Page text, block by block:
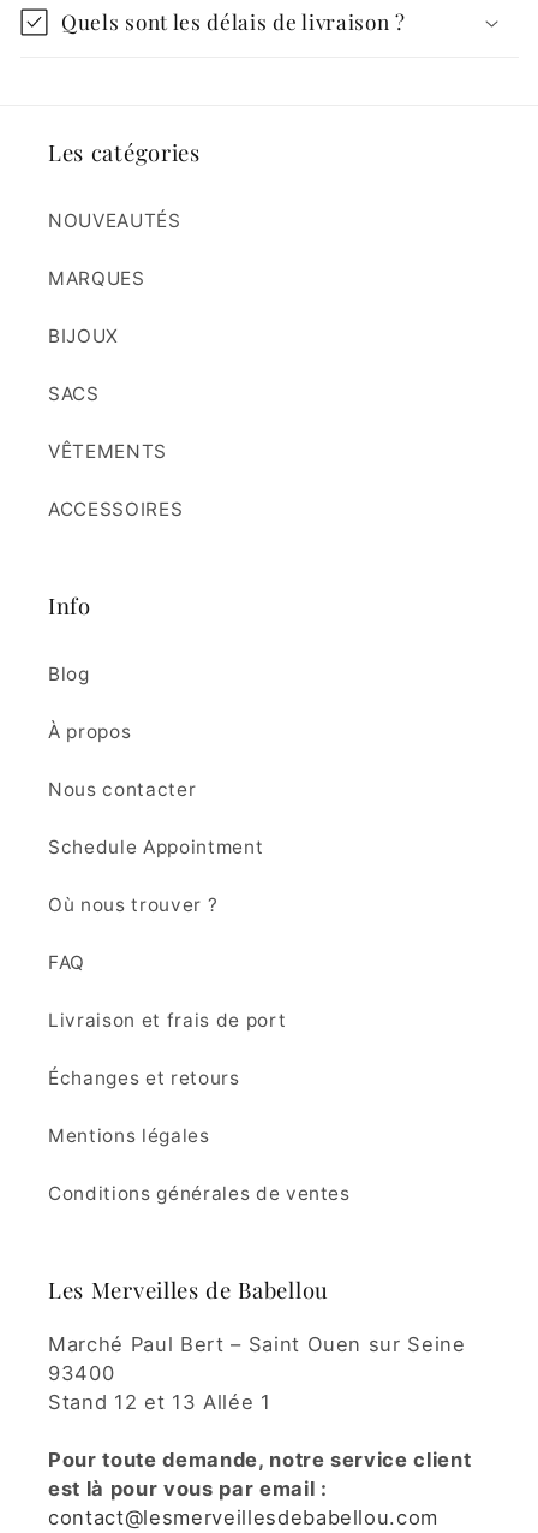
Quels sont les délais de livraison ?
Les catégories
NOUVEAUTÉS
MARQUES
BIJOUX
SACS
VÊTEMENTS
ACCESSOIRES
Info
Blog
À propos
Nous contacter
Schedule Appointment
Où nous trouver ?
FAQ
Livraison et frais de port
Échanges et retours
Mentions légales
Conditions générales de ventes
Les Merveilles de Babellou
Marché Paul Bert – Saint Ouen sur Seine
93400
Stand 12 et 13 Allée 1
Pour toute demande, notre service client
est là pour vous par email :
contact@lesmerveillesdebabellou.com